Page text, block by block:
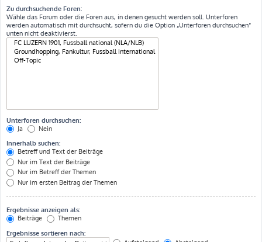
Zu durchsuchende Foren:
Wähle das Forum oder die Foren aus, in denen gesucht werden soll. Unterforen
werden automatisch mit durchsucht, sofern du die Option „Unterforen durchsuchen“
unten nicht deaktivierst.
Unterforen durchsuchen:
Ja
Nein
Innerhalb suchen:
Betreff und Text der Beiträge
Nur im Text der Beiträge
Nur im Betreff der Themen
Nur im ersten Beitrag der Themen
Ergebnisse anzeigen als:
Beiträge
Themen
Ergebnisse sortieren nach: